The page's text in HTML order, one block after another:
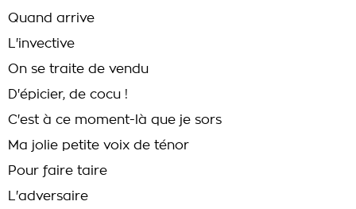
Quand arrive
L'invective
On se traite de vendu
D'épicier, de cocu !
C'est à ce moment-là que je sors
Ma jolie petite voix de ténor
Pour faire taire
L'adversaire